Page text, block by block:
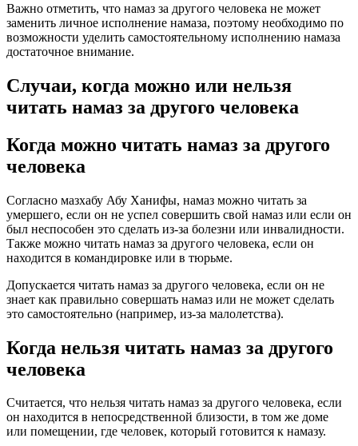
Важно отметить, что намаз за другого человека не может
заменить личное исполнение намаза, поэтому необходимо по
возможности уделить самостоятельному исполнению намаза
достаточное внимание.
Случаи, когда можно или нельзя
читать намаз за другого человека
Когда можно читать намаз за другого
человека
Согласно мазхабу Абу Ханифы, намаз можно читать за
умершего, если он не успел совершить свой намаз или если он
был неспособен это сделать из-за болезни или инвалидности.
Также можно читать намаз за другого человека, если он
находится в командировке или в тюрьме.
Допускается читать намаз за другого человека, если он не
знает как правильно совершать намаз или не может сделать
это самостоятельно (например, из-за малолетства).
Когда нельзя читать намаз за другого
человека
Считается, что нельзя читать намаз за другого человека, если
он находится в непосредственной близости, в том же доме
или помещении, где человек, который готовится к намазу.